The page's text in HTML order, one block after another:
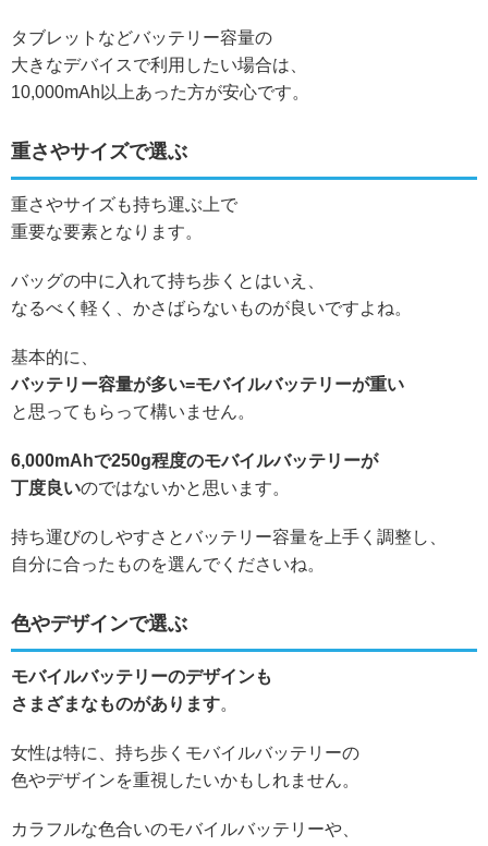
タブレットなどバッテリー容量の
大きなデバイスで利用したい場合は、
10,000mAh以上あった方が安心です。
重さやサイズで選ぶ
重さやサイズも持ち運ぶ上で
重要な要素となります。
バッグの中に入れて持ち歩くとはいえ、
なるべく軽く、かさばらないものが良いですよね。
基本的に、
バッテリー容量が多い=モバイルバッテリーが重い
と思ってもらって構いません。
6,000mAhで250g程度のモバイルバッテリーが
丁度良いのではないかと思います。
持ち運びのしやすさとバッテリー容量を上手く調整し、
自分に合ったものを選んでくださいね。
色やデザインで選ぶ
モバイルバッテリーのデザインも
さまざまなものがあります。
女性は特に、持ち歩くモバイルバッテリーの
色やデザインを重視したいかもしれません。
カラフルな色合いのモバイルバッテリーや、